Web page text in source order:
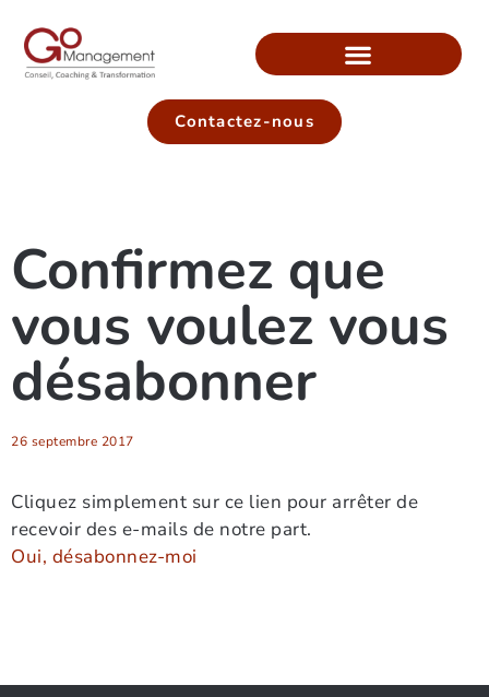
Contactez-nous
Confirmez que
vous voulez vous
désabonner
26 septembre 2017
Cliquez simplement sur ce lien pour arrêter de
recevoir des e-mails de notre part.
Oui, désabonnez-moi